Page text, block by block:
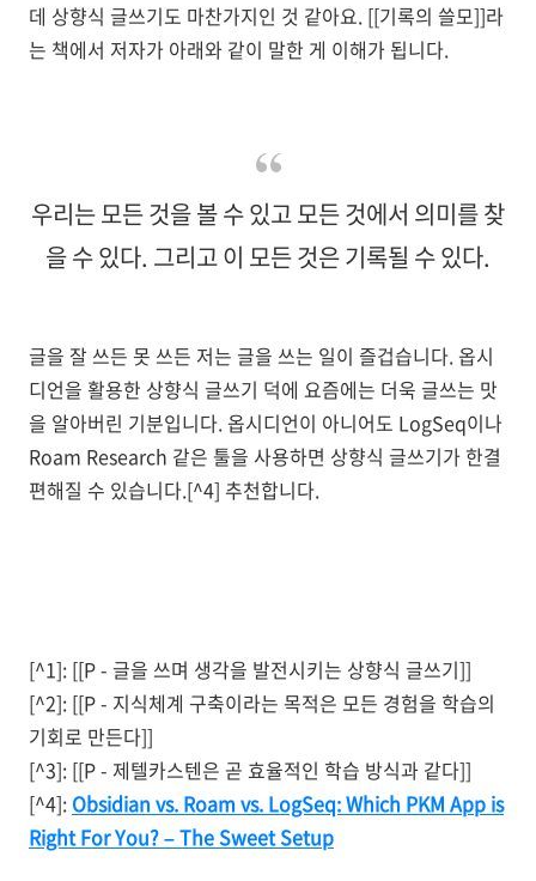
데 상향식 글쓰기도 마찬가지인 것 같아요. [[기록의 쓸모]]라
는 책에서 저자가 아래와 같이 말한 게 이해가 됩니다.
우리는 모든 것을 볼 수 있고 모든 것에서 의미를 찾
을 수 있다. 그리고 이 모든 것은 기록될 수 있다.
글을 잘 쓰든 못 쓰든 저는 글을 쓰는 일이 즐겁습니다. 옵시
디언을 활용한 상향식 글쓰기 덕에 요즘에는 더욱 글쓰는 맛
을 알아버린 기분입니다. 옵시디언이 아니어도 LogSeq이나
Roam Research 같은 툴을 사용하면 상향식 글쓰기가 한결
편해질 수 있습니다.[^4] 추천합니다.
[^1]: [[P - 글을 쓰며 생각을 발전시키는 상향식 글쓰기]]
[^2]: [[P - 지식체계 구축이라는 목적은 모든 경험을 학습의
기회로 만든다]]
[^3]: [[P - 제텔카스텐은 곧 효율적인 학습 방식과 같다]]
[^4]: Obsidian vs. Roam vs. LogSeq: Which PKM App is
Right For You? – The Sweet Setup